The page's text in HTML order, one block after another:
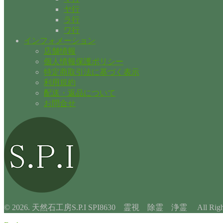
ヤ行
ラ行
ワ行
インフォメーション
店舗情報
個人情報保護ポリシー
特定商取引法に基づく表示
利用規約
配送・返品について
お問合せ
© 2026. 天然石工房S.P.I SPI8630 霊視 除霊 浄霊 All